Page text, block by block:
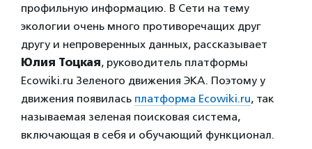
профильную информацию. В Сети на тему
экологии очень много противоречащих друг
другу и непроверенных данных, рассказывает
Юлия Тоцкая, руководитель платформы
Ecowiki.ru Зеленого движения ЭКА. Поэтому у
движения появилась платформа Ecowiki.ru, так
называемая зеленая поисковая система,
включающая в себя и обучающий функционал.